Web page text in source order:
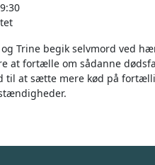
Trine begik selvmord ved
at fortælle om sådanne
til at sætte mere kød på